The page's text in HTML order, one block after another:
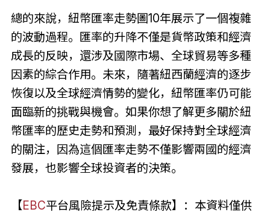
總的來說，紐幣匯率走勢圖10年展示了一個複雜
的波動過程。匯率的升降不僅是貨幣政策和經濟
成長的反映，還涉及國際市場、全球貿易等多種
因素的綜合作用。未來，隨著紐西蘭經濟的逐步
恢復以及全球經濟情勢的變化，紐幣匯率仍可能
面臨新的挑戰與機會。如果你想了解更多關於紐
幣匯率的歷史走勢和預測，最好保持對全球經濟
的關注，因為這個匯率走勢不僅影響兩國的經濟
發展，也影響全球投資者的決策。
【EBC平台風險提示及免責條款】：本資料僅供